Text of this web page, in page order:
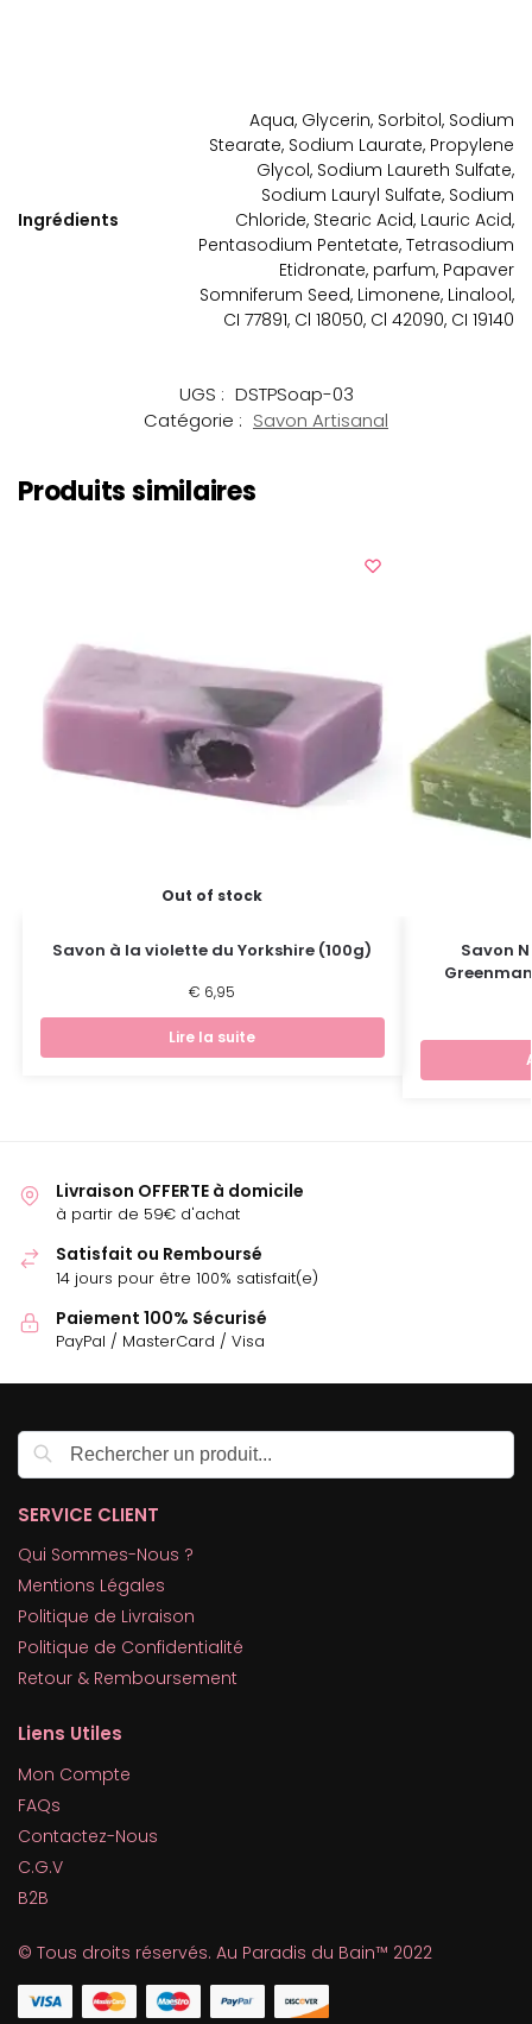
Ingrédients
Aqua, Glycerin, Sorbitol, Sodium
Stearate, Sodium Laurate, Propylene
Glycol, Sodium Laureth Sulfate,
Sodium Lauryl Sulfate, Sodium
Chloride, Stearic Acid, Lauric Acid,
Pentasodium Pentetate, Tetrasodium
Etidronate, parfum, Papaver
Somniferum Seed, Limonene, Linalool,
CI 77891, Cl 18050, Cl 42090, CI 19140
UGS : DSTPSoap-03
Catégorie : Savon Artisanal
Produits similaires
Out of stock
Savon à la violette du Yorkshire (100g)
€ 6,95
Lire la suite
Savon
Livraison OFFERTE à domicile
à partir de 59€ d'achat
Satisfait ou Remboursé
14 jours pour être 100% satisfait(e)
Paiement 100% Sécurisé
PayPal / MasterCard / Visa
SERVICE CLIENT
Qui Sommes-Nous ?
Mentions Légales
Politique de Livraison
Politique de Confidentialité
Retour & Remboursement
Liens Utiles
Mon Compte
FAQs
Contactez-Nous
C.G.V
B2B
© Tous droits réservés. Au Paradis du Bain™ 2022